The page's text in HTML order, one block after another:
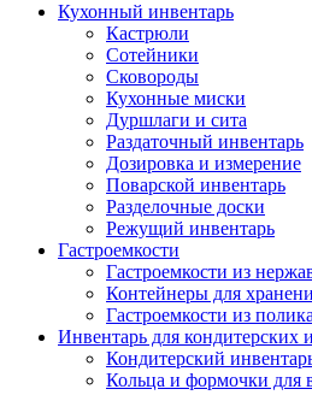
Кухонный инвентарь
Кастрюли
Сотейники
Сковороды
Кухонные миски
Дуршлаги и сита
Раздаточный инвентарь
Дозировка и измерение
Поварской инвентарь
Разделочные доски
Режущий инвентарь
Гастроемкости
Гастроемкости из
Контейнеры для
Гастроемкости из
Инвентарь для кондитерских
Кондитерский
Кольца и формочки для